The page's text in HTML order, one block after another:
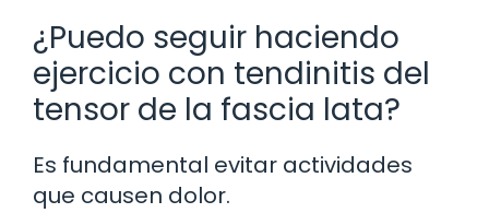
¿Puedo seguir haciendo
ejercicio con tendinitis del
tensor de la fascia lata?
Es fundamental evitar actividades
que causen dolor.